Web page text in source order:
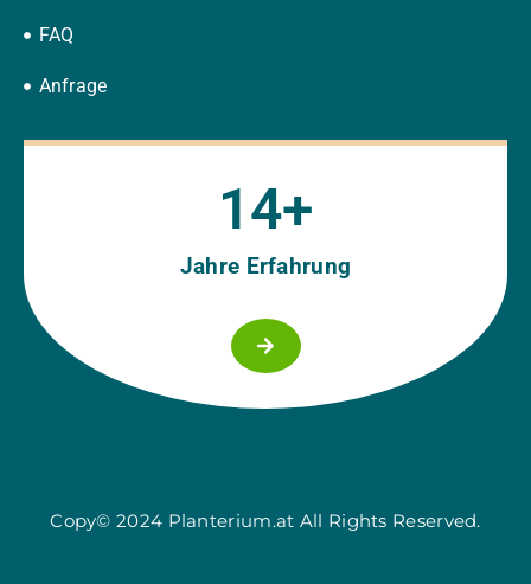
FAQ
Anfrage
Jahre Erfahrung
15+
Copy© 2024 Planterium.at All Rights Reserved.